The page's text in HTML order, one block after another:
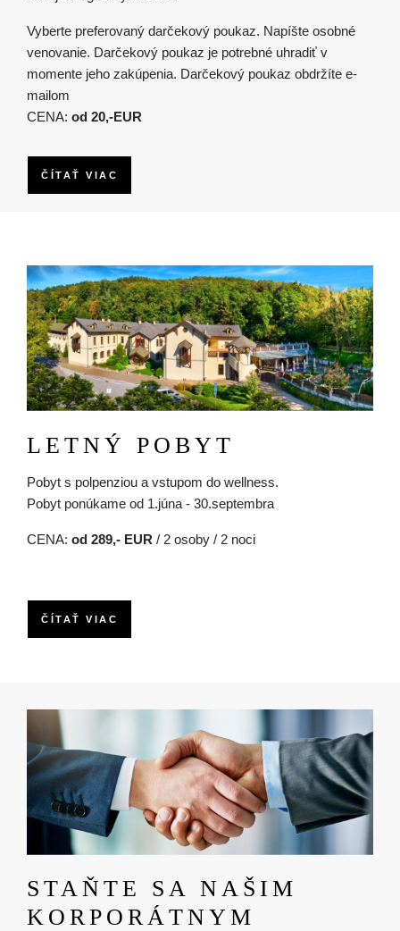
Vyberte preferovaný darčekový poukaz. Napíšte osobné
venovanie. Darčekový poukaz je potrebné uhradiť v
momente jeho zakúpenia. Darčekový poukaz obdržíte e-
mailom
CENA: od 20,-EUR
ČÍTAŤ VIAC
Obrázok
LETNÝ POBYT
Pobyt s polpenziou a vstupom do wellness.
Pobyt ponúkame od 1.júna - 30.septembra
CENA: od 289,- EUR / 2 osoby / 2 noci
ČÍTAŤ VIAC
Obrázok
STAŇTE SA NAŠIM
KORPORÁTNYM